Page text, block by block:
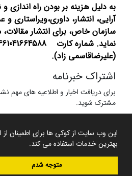
این وب سایت از کوکی ها برای اطمینان از
بهترین خدمات استفاده می کند.
متوجه شدم
به دلیل هزینه بر بودن راه اندازی
آرایی، انتشار، داوری،ویراستاری
سازمان خاص، برای انتشار
نماید.
(علیرضاقاسمی زاد).
اشتراک خبرنامه
برای دریافت اخبار و اطلاعیه های مهم
مشترک شوید.